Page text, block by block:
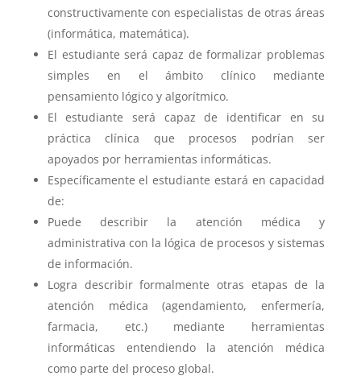
constructivamente con especialistas de otras áreas
(informática, matemática).
El estudiante será capaz de formalizar problemas
simples en el ámbito clínico mediante
pensamiento lógico y algorítmico.
El estudiante será capaz de identificar en su
práctica clínica que procesos podrían ser
apoyados por herramientas informáticas.
Específicamente el estudiante estará en capacidad
de:
Puede describir la atención médica y
administrativa con la lógica de procesos y sistemas
de información.
Logra describir formalmente otras etapas de la
atención médica (agendamiento, enfermería,
farmacia, etc.) mediante herramientas
informáticas entendiendo la atención médica
como parte del proceso global.